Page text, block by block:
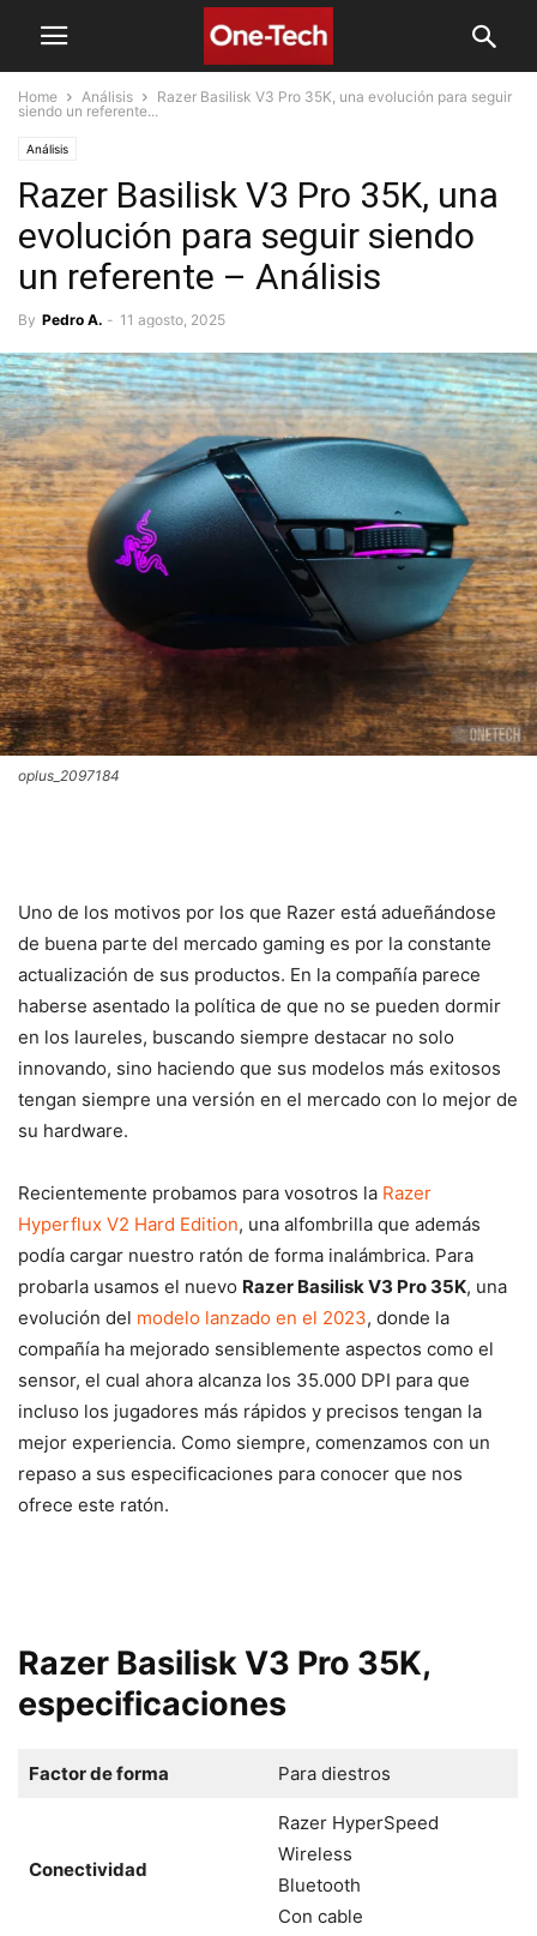
Home Análisis
Razer Basilisk V3 Pro 35K, una evolución para seguir
siendo un referente...
Análisis
Razer Basilisk V3 Pro 35K, una
evolución para seguir siendo
un referente – Análisis
By Pedro A. - 11 agosto, 2025
oplus_2097184
Uno de los motivos por los que Razer está adueñándose
de buena parte del mercado gaming es por la constante
actualización de sus productos. En la compañía parece
haberse asentado la política de que no se pueden dormir
en los laureles, buscando siempre destacar no solo
innovando, sino haciendo que sus modelos más exitosos
tengan siempre una versión en el mercado con lo mejor de
su hardware.
Recientemente probamos para vosotros la Razer
Hyperflux V2 Hard Edition, una alfombrilla que además
podía cargar nuestro ratón de forma inalámbrica. Para
probarla usamos el nuevo Razer Basilisk V3 Pro 35K, una
evolución del modelo lanzado en el 2023, donde la
compañía ha mejorado sensiblemente aspectos como el
sensor, el cual ahora alcanza los 35.000 DPI para que
incluso los jugadores más rápidos y precisos tengan la
mejor experiencia. Como siempre, comenzamos con un
repaso a sus especificaciones para conocer que nos
ofrece este ratón.
Razer Basilisk V3 Pro 35K,
especificaciones
Factor de forma Para diestros
Conectividad
Razer HyperSpeed
Wireless
Bluetooth
Con cable